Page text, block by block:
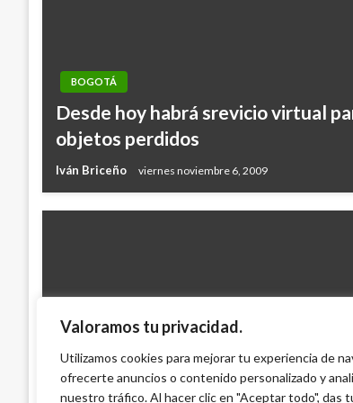
Valoramos tu privacidad.
Utilizamos cookies para mejorar tu experiencia de
ofrecerte anuncios o contenido personalizado y
nuestro tráfico. Al hacer clic en "Aceptar todo", das
BOGOTÁ
Desde hoy habrá srevicio virtual
objetos perdidos
Iván Briceño viernes noviembre 6, 2009
Sebastián Negret, gerente de